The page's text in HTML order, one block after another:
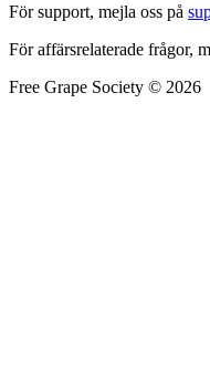
För support, mejla oss på
För affärsrelaterade frågor,
Free Grape Society © 2026